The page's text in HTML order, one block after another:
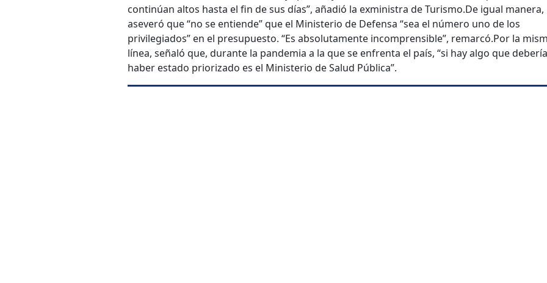
continúan altos hasta el fin de sus días”, añadió la exministra de Turismo.De igual manera,
aseveró que “no se entiende” que el Ministerio de Defensa “sea el número uno de los
privilegiados” en el presupuesto. “Es absolutamente incomprensible”, remarcó.Por la
línea, señaló que, durante la pandemia a la que se enfrenta el país, “si hay algo que debería
haber estado priorizado es el Ministerio de Salud Pública”.